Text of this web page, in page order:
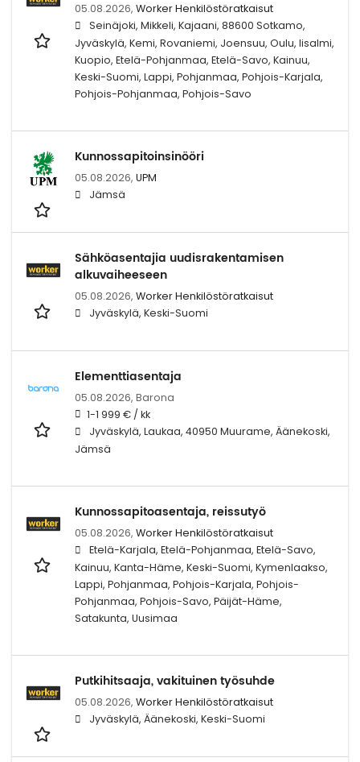
05.08.2026, Worker Henkilöstöratkaisut
Seinäjoki, Mikkeli, Kajaani, 88600 Sotkamo,
Jyväskylä, Kemi, Rovaniemi, Joensuu, Oulu, Iisalmi,
Kuopio, Etelä-Pohjanmaa, Etelä-Savo, Kainuu,
Keski-Suomi, Lappi, Pohjanmaa, Pohjois-Karjala,
Pohjois-Pohjanmaa, Pohjois-Savo
Kunnossapitoinsinööri
05.08.2026, UPM
Jämsä
Sähköasentajia uudisrakentamisen
alkuvaiheeseen
05.08.2026, Worker Henkilöstöratkaisut
Jyväskylä, Keski-Suomi
Elementtiasentaja
05.08.2026, Barona
1-1 999 € / kk
Jyväskylä, Laukaa, 40950 Muurame, Äänekoski,
Jämsä
Kunnossapitoasentaja, reissutyö
05.08.2026, Worker Henkilöstöratkaisut
Etelä-Karjala, Etelä-Pohjanmaa, Etelä-Savo,
Kainuu, Kanta-Häme, Keski-Suomi, Kymenlaakso,
Lappi, Pohjanmaa, Pohjois-Karjala, Pohjois-
Pohjanmaa, Pohjois-Savo, Päijät-Häme,
Satakunta, Uusimaa
Putkihitsaaja, vakituinen työsuhde
05.08.2026, Worker Henkilöstöratkaisut
Jyväskylä, Äänekoski, Keski-Suomi